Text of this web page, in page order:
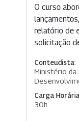
O curso
relatório de
solicitação
Conteudista:
Ministério
Carga Horária
30h